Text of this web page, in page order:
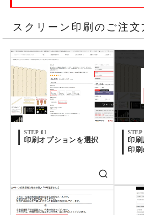
スクリーン印刷のご注文
STEP 01
印刷オプションを選択
STEP
印
印